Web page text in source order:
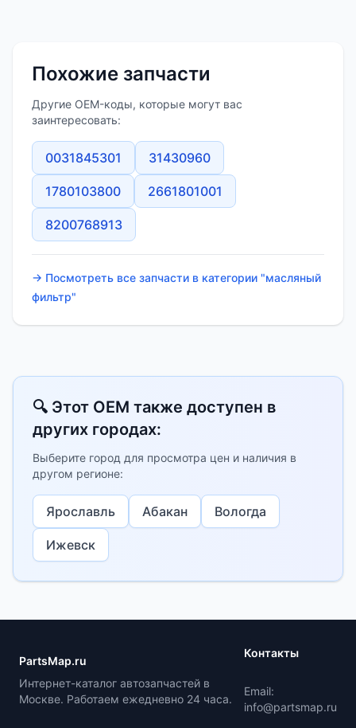
Похожие запчасти
Другие OEM-коды, которые могут вас
заинтересовать:
0031845301 31430960
1780103800 2661801001
8200768913
→ Посмотреть все запчасти в категории "масляный
фильтр"
🔍 Этот OEM также доступен в
других городах:
Выберите город для просмотра цен и наличия в
другом регионе:
Ярославль Абакан Вологда
Ижевск
PartsMap.ru
Интернет-каталог автозапчастей в
Москве. Работаем ежедневно 24 часа.
Контакты
Email:
info@partsmap.ru